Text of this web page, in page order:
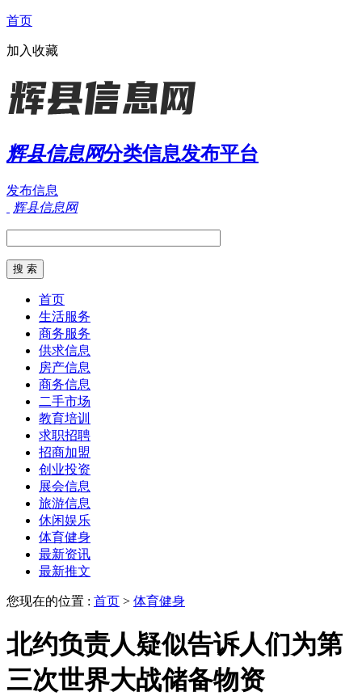
首页
加入收藏
辉县信息网分类信息发布平台
发布信息
辉县信息网
首页
生活服务
商务服务
供求信息
房产信息
商务信息
二手市场
教育培训
求职招聘
招商加盟
创业投资
展会信息
旅游信息
休闲娱乐
体育健身
最新资讯
最新推文
您现在的位置 : 首页 > 体育健身
北约负责人疑似告诉人们为第
三次世界大战储备物资